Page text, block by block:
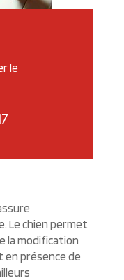
le
Le chien permet
la modification
en présence de